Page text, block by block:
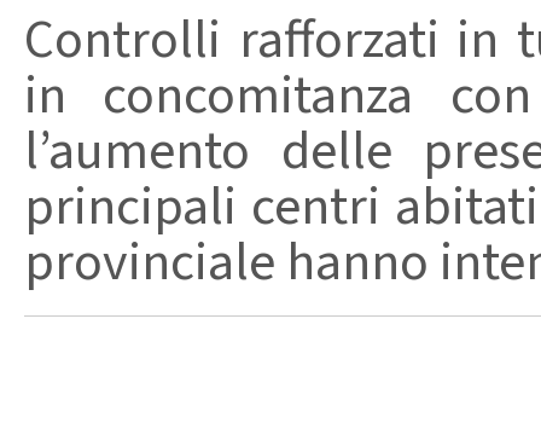
Controlli rafforzati in
in concomitanza
l’aumento delle
principali centri
provinciale hanno